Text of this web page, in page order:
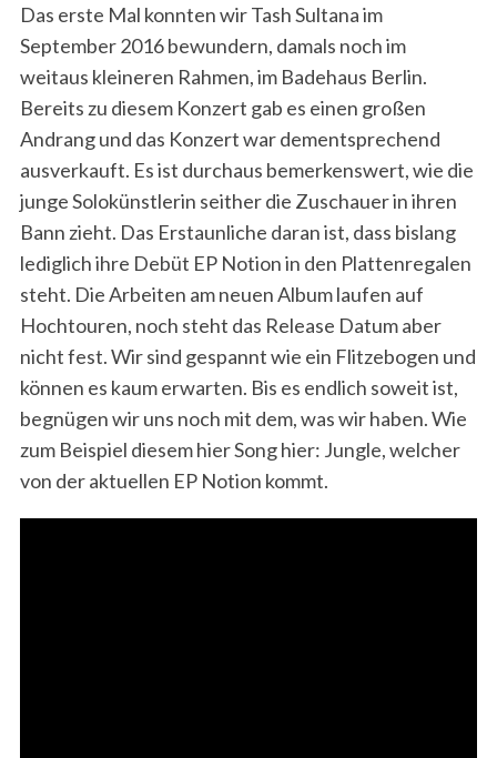
Das erste Mal konnten wir Tash Sultana im
September 2016 bewundern, damals noch im
weitaus kleineren Rahmen, im Badehaus Berlin.
Bereits zu diesem Konzert gab es einen großen
Andrang und das Konzert war dementsprechend
ausverkauft. Es ist durchaus bemerkenswert, wie die
junge Solokünstlerin seither die Zuschauer in ihren
Bann zieht. Das Erstaunliche daran ist, dass bislang
lediglich ihre Debüt EP Notion in den Plattenregalen
steht. Die Arbeiten am neuen Album laufen auf
Hochtouren, noch steht das Release Datum aber
nicht fest. Wir sind gespannt wie ein Flitzebogen und
können es kaum erwarten. Bis es endlich soweit ist,
begnügen wir uns noch mit dem, was wir haben. Wie
zum Beispiel diesem hier Song hier: Jungle, welcher
von der aktuellen EP Notion kommt.